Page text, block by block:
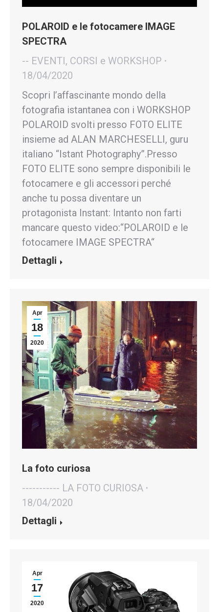
POLAROID e le fotocamere IMAGE
SPECTRA
-- EVENTI, CORSI e WORKSHOP
18/04/2020
Scopri l’affascinante mondo della
fotografia istantanea con i WORKSHOP
POLAROID svolti presso FOTO ELITE
insieme ad ALAN MARCHESELLI, guru
italiano “Istant Photography”.Presso
FOTO ELITE sono sempre disponibili le
fotocamere e gli accessori perché
anche tu possa diventare un
protagonista Instant: Intanto non farti
mancare questo video:“POLAROID e le
fotocamere IMAGE SPECTRA“
Dettagli
Apr
18
2020
La foto curiosa
----------- LA FOTO CURIOSA
18/04/2020
Dettagli
Apr
17
2020